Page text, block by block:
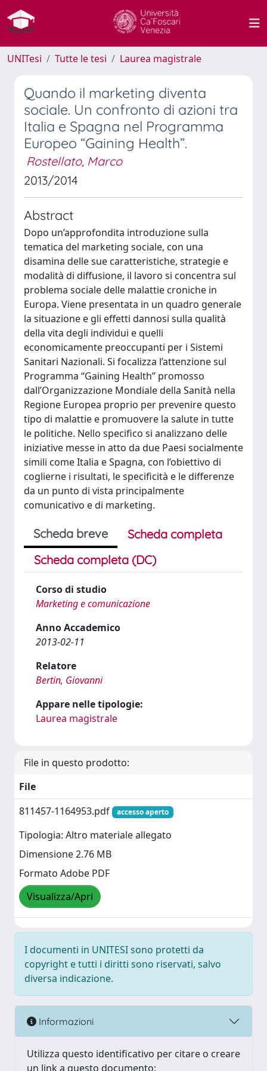
UNITesi Tutte le tesi Laurea magistrale
Quando il marketing diventa
sociale. Un confronto di azioni tra
Italia e Spagna nel Programma
Europeo “Gaining Health”.
Rostellato, Marco
2013/2014
Abstract
Dopo un’approfondita introduzione sulla
tematica del marketing sociale, con una
disamina delle sue caratteristiche, strategie e
modalità di diffusione, il lavoro si concentra sul
problema sociale delle malattie croniche in
Europa. Viene presentata in un quadro generale
la situazione e gli effetti dannosi sulla qualità
della vita degli individui e quelli
economicamente preoccupanti per i Sistemi
Sanitari Nazionali. Si focalizza l’attenzione sul
Programma “Gaining Health” promosso
dall’Organizzazione Mondiale della Sanità nella
Regione Europea proprio per prevenire questo
tipo di malattie e promuovere la salute in tutte
le politiche. Nello specifico si analizzano delle
iniziative messe in atto da due Paesi socialmente
simili come Italia e Spagna, con l’obiettivo di
coglierne i risultati, le specificità e le differenze
da un punto di vista principalmente
comunicativo e di marketing.
Scheda breve
Scheda completa
Scheda completa (DC)
Corso di studio
Marketing e comunicazione
Anno Accademico
2013-02-11
Relatore
Bertin, Giovanni
Appare nelle tipologie:
Laurea magistrale
File in questo prodotto:
File
811457-1164953.pdf
accesso aperto
Tipologia: Altro materiale allegato
Dimensione 2.76 MB
Formato Adobe PDF
Visualizza/Apri
I documenti in UNITESI sono protetti da
copyright e tutti i diritti sono riservati, salvo
diversa indicazione.
Informazioni
Utilizza questo identificativo per citare o creare
un link a questo documento: